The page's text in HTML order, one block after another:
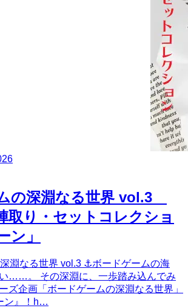
の深淵なる世界 vol.3
取り・セットコレクショ
ン」
淵なる世界 vol.3 ⚓️ボードゲームの海
……。 その深淵に、一歩踏み込んでみ
ズ企画「ボードゲームの深淵なる世界」
ン』！h…